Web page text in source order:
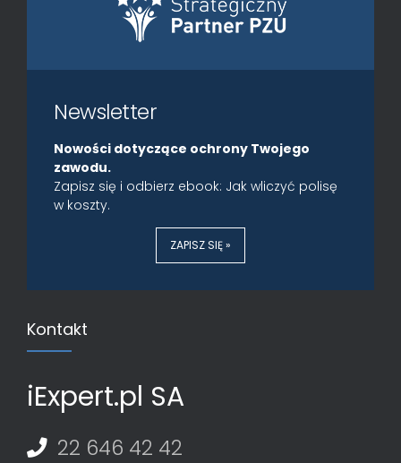
Newsletter
Nowości dotyczące ochrony Twojego
zawodu.
Zapisz się i odbierz ebook: Jak wliczyć polisę
w koszty.
ZAPISZ SIĘ »
Kontakt
iExpert.pl SA
22 646 42 42